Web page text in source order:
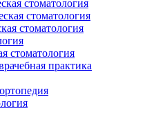
стоматология
стоматология
стоматология
стоматология
практика